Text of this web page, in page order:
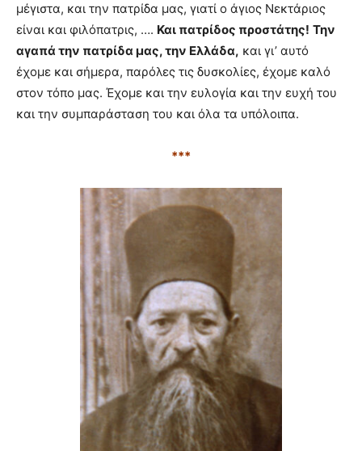
μέγιστα, και την πατρίδα μας, γιατί ο άγιος Νεκτάριος
είναι και φιλόπατρις, …. Και πατρίδος προστάτης! Την
αγαπά την πατρίδα μας, την Ελλάδα, και γι’ αυτό
έχομε και σήμερα, παρόλες τις δυσκολίες, έχομε καλό
στον τόπο μας. Έχομε και την ευλογία και την ευχή του
και την συμπαράσταση του και όλα τα υπόλοιπα.
***